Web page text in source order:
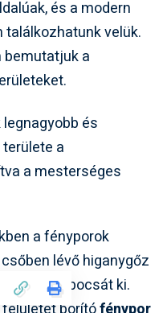
és a modern
velük.
bemutatjuk a
és
a
a mesterséges
a fényporok
lévő higanygőz
UV-fényt bocsát ki.